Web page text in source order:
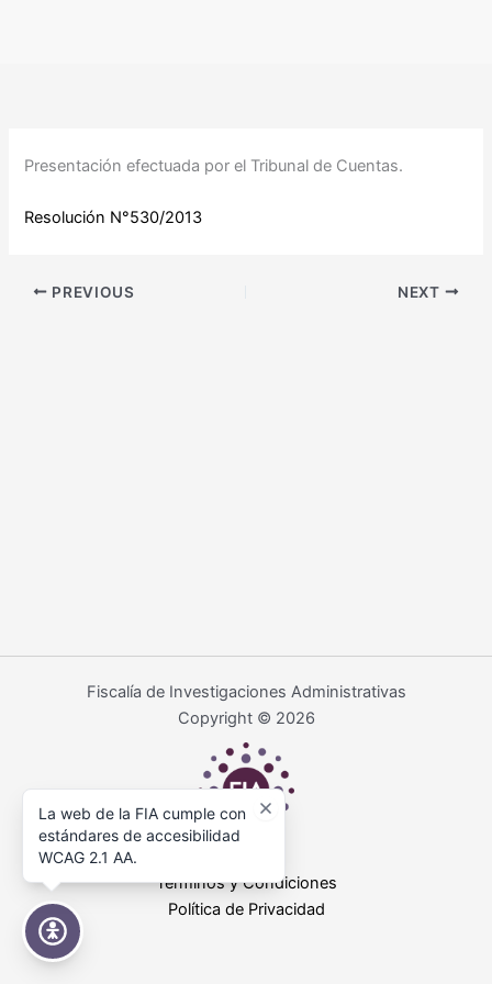
Presentación efectuada por el Tribunal de Cuentas.
Resolución N°530/2013
PREVIOUS NEXT
Fiscalía de Investigaciones Administrativas
Copyright © 2026
Términos y Condiciones
Política de Privacidad
Accesibilidad
La web de la FIA cumple con
estándares de accesibilidad
WCAG 2.1 AA.